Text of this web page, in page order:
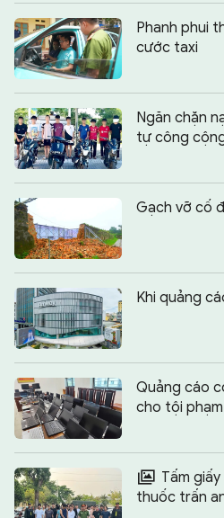
Phanh phui
cước taxi
Ngăn chặn
tự công
Gạch vỡ cố
Khi quảng
Quảng cáo
cho tội phạm
Tấm
thuốc trấn